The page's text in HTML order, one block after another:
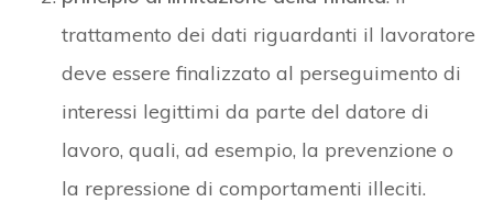
trattamento dei dati riguardanti il lavoratore
deve essere finalizzato al perseguimento di
interessi legittimi da parte del datore di
lavoro, quali, ad esempio, la prevenzione o
la repressione di comportamenti illeciti.